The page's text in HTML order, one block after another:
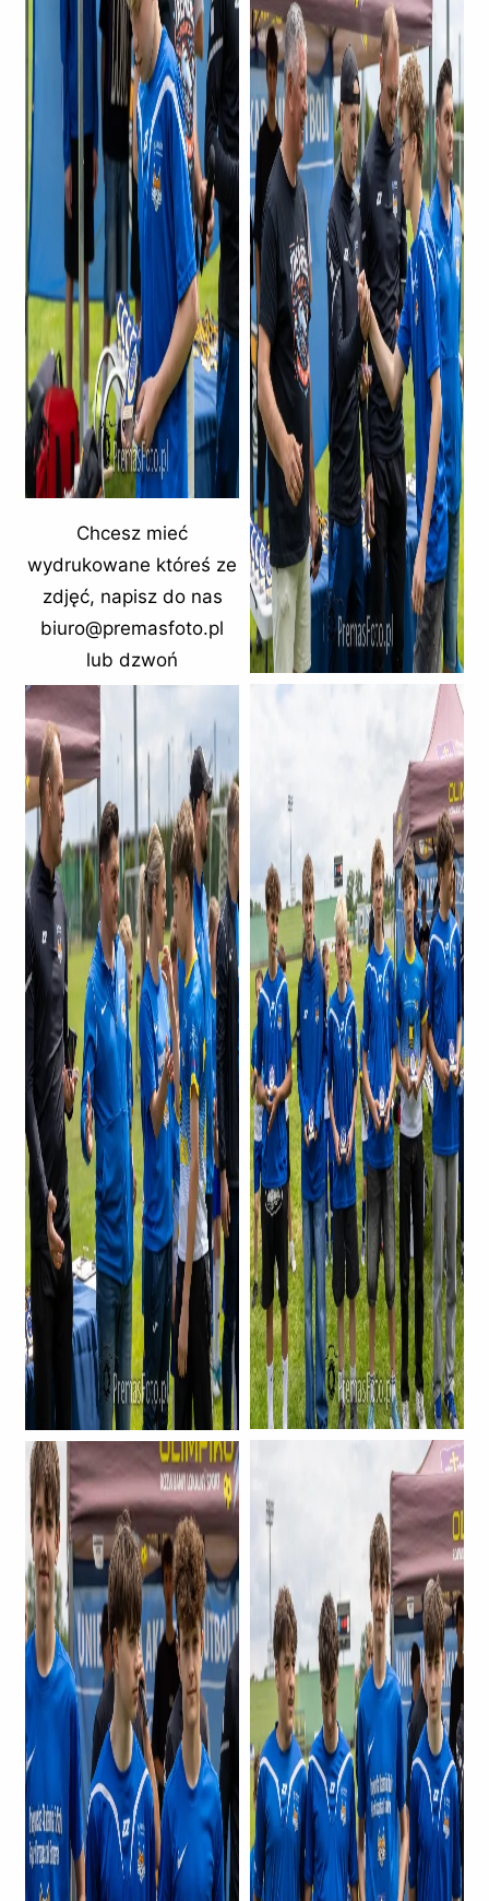
Chcesz mieć
wydrukowane któreś ze
zdjęć, napisz do nas
biuro@premasfoto.pl
lub dzwoń